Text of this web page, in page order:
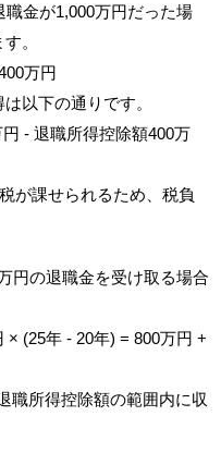
金が1,000万円だった場
。
万円
以下の通りです。
- 退職所得控除額400万
が課せられるため、税負
円の退職金を受け取る場合
× (25年 - 20年) = 800万円 +
職所得控除額の範囲内に収